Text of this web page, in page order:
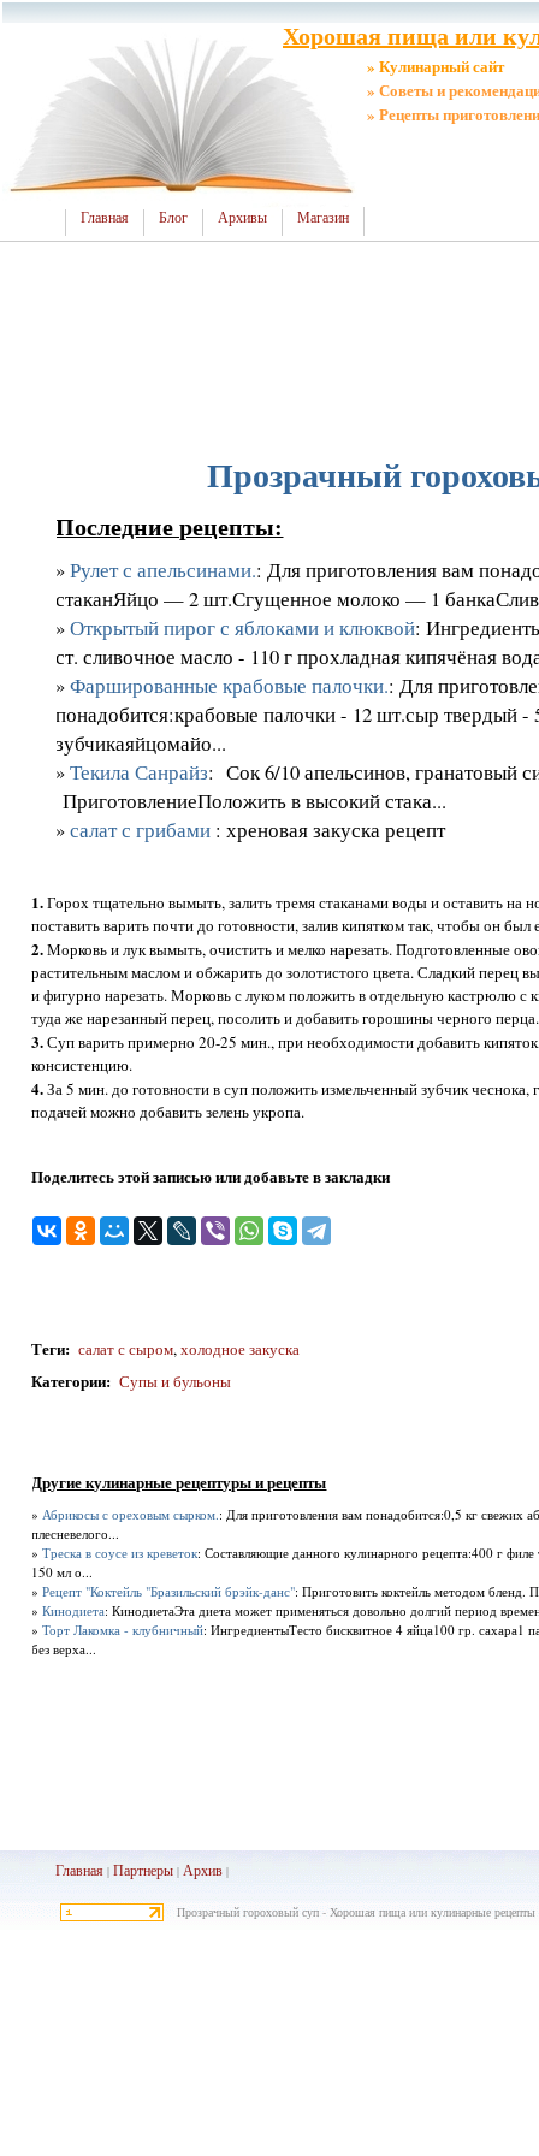
Хорошая пища или
» Кулинарный сайт
» Советы и
» Рецепты
Главная Блог Архивы Магазин
Прозрачный
Последние рецепты:
»Рулет с апельсинами.: Для приготовления вам
стаканЯйцо — 2 шт.Сгущенное молоко — 1
»Открытый пирог с яблоками и клюквой:
ст. сливочное масло - 110 г прохладная кипячёная
»Фаршированные крабовые палочки.: Для
понадобится:крабовые палочки - 12 шт.сыр твердый -
зубчикаяйцомайо...
»Текила Санрайз: Сок 6/10 апельсинов, гранатовый
ПриготовлениеПоложить в высокий стака...
»салат с грибами : хреновая закуска рецепт
1.Горох тщательно вымыть, залить тремя стаканами воды и оставить на
поставить варить почти до готовности, залив кипятком так, чтобы он был
2.Морковь и лук вымыть, очистить и мелко нарезать. Подготовленные
растительным маслом и обжарить до золотистого цвета. Сладкий перец
и фигурно нарезать. Морковь с луком положить в отдельную кастрюлю с
туда же нарезанный перец, посолить и добавить горошины черного перца.
3.Суп варить примерно 20-25 мин., при необходимости добавить
консистенцию.
4.За 5 мин. до готовности в суп положить измельченный зубчик чеснока,
подачей можно добавить зелень укропа.
Поделитесь этой записью или добавьте в закладки
Теги: салат с сыром,холодное закуска
Категории: Супы и бульоны
Другие кулинарные рецептуры и рецепты
» Абрикосы с ореховым сырком. : Для приготовления вам понадобится:0,5 кг свежих
плесневелого...
»Треска в соусе из креветок: Составляющие данного кулинарного рецепта:400 г
150 мл о...
»Рецепт "Коктейль "Бразильский брэйк-данс": Приготовить коктейль методом бленд.
»Кинодиета: КинодиетаЭта диета может применяться довольно долгий период
»Торт Лакомка - клубничный: ИнгредиентыТесто бисквитное 4 яйца100 гр. сахара1
без верха...
Главная |Партнеры |Архив |
Прозрачный гороховый суп - Хорошая пища или кулинарные